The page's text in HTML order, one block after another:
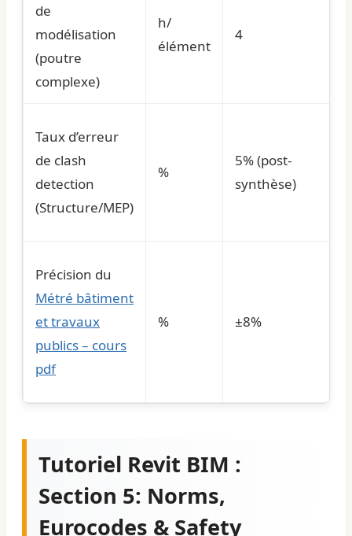
de
modélisation
(poutre
complexe)
h/
élément
4
Taux d’erreur
de clash
detection
(Structure/MEP)
%
5% (post-
synthèse)
Précision du
Métré bâtiment
et travaux
publics – cours
pdf
% ±8%
Tutoriel Revit BIM :
Section 5: Norms,
Eurocodes & Safety